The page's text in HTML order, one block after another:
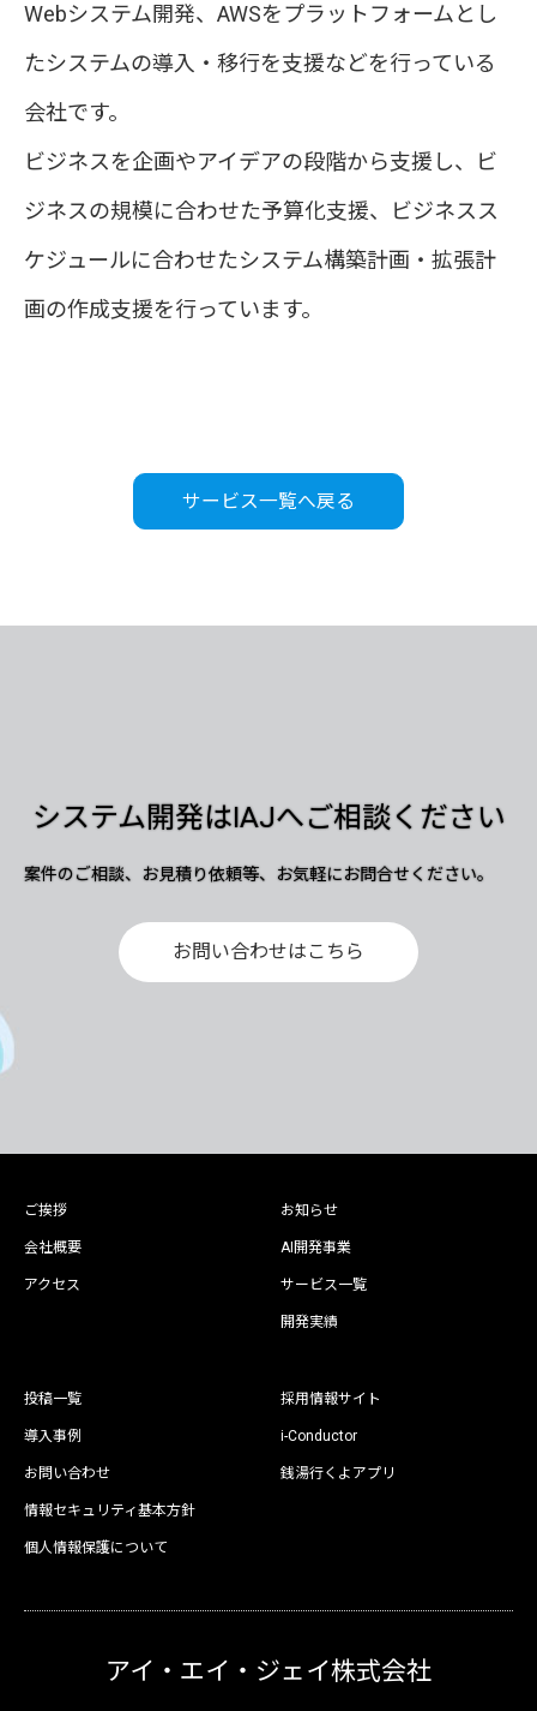
Webシステム開発、AWSをプラットフォームとし
たシステムの導入・移行を支援などを行っている
会社です。
ビジネスを企画やアイデアの段階から支援し、ビ
ジネスの規模に合わせた予算化支援、ビジネスス
ケジュールに合わせたシステム構築計画・拡張計
画の作成支援を行っています。
サービス一覧へ戻る
システム開発はIAJへご相談ください
案件のご相談、お見積り依頼等、お気軽にお問合せください。
お問い合わせはこちら
ご挨拶
会社概要
アクセス
お知らせ
AI開発事業
サービス一覧
開発実績
投稿一覧
導入事例
お問い合わせ
情報セキュリティ基本方針
個人情報保護について
採用情報サイト
i-Conductor
銭湯行くよアプリ
アイ・エイ・ジェイ株式会社